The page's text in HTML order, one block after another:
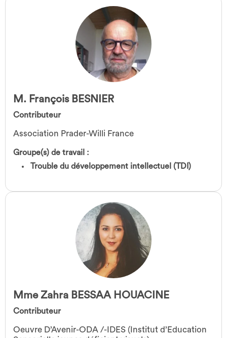
M. François BESNIER
Contributeur
Association Prader-Willi France
Groupe(s) de travail :
Trouble du développement intellectuel (TDI)
Mme Zahra BESSAA HOUACINE
Contributeur
Oeuvre D’Avenir-ODA /-IDES (Institut d’Education